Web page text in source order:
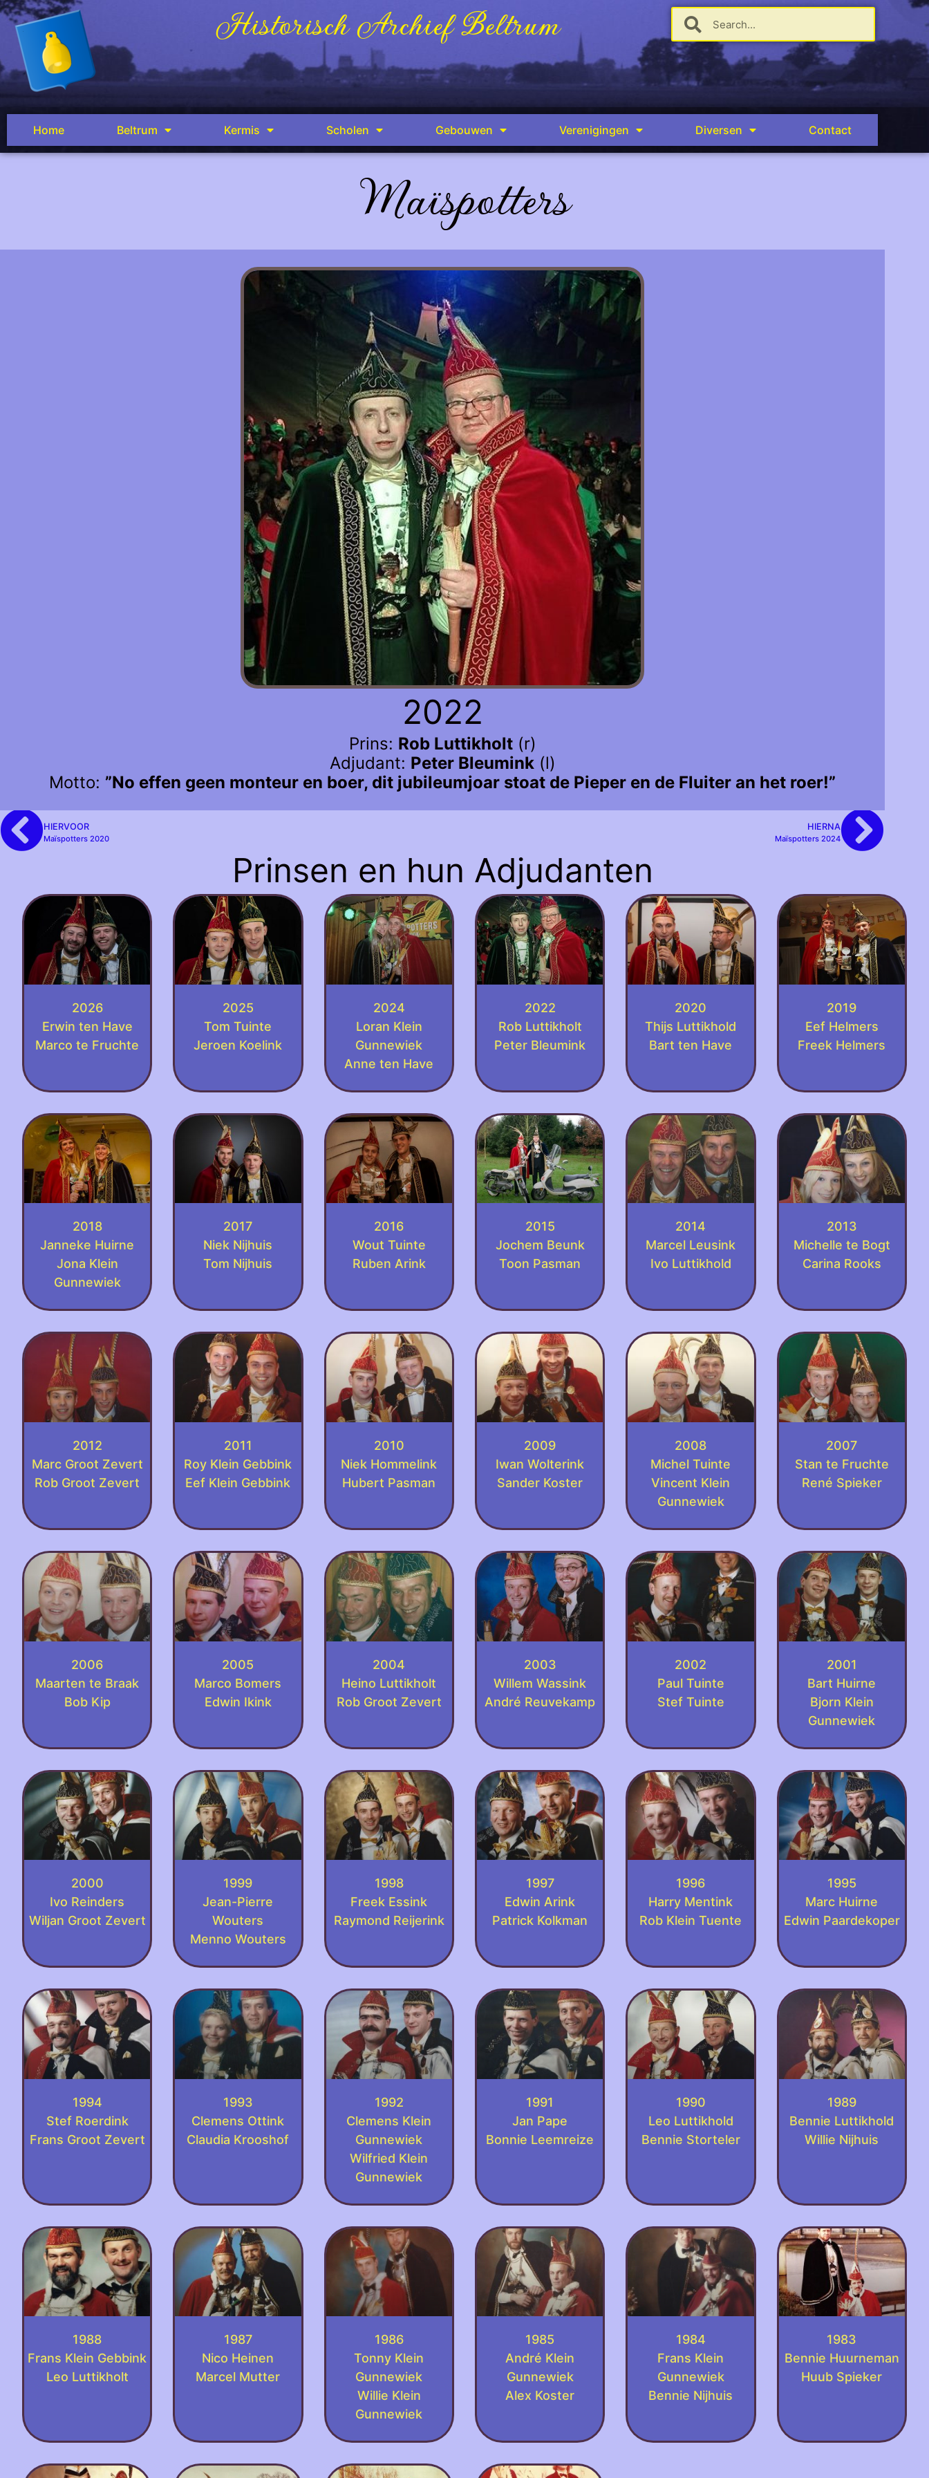
Historisch Archief Beltrum
Home Beltrum Kermis Scholen Gebouwen Verenigingen Diversen Contact
Maïspotters
2022
Prins: Rob Luttikholt(r)
Adjudant: Peter Bleumink(l)
Motto: ”No effen geen monteur en boer, dit jubileumjoar stoat de Pieper en de Fluiter an het roer!”
HIERVOOR
Maïspotters 2020
HIERNA
Maïspotters 2024
Prinsen en hun Adjudanten
2026
Erwin ten Have
Marco te Fruchte
2025
Tom Tuinte
Jeroen Koelink
2024
Loran Klein
Gunnewiek
Anne ten Have
2022
Rob Luttikholt
Peter Bleumink
2020
Thijs Luttikhold
Bart ten Have
2019
Eef Helmers
Freek Helmers
2018
Janneke Huirne
Jona Klein
Gunnewiek
2017
Niek Nijhuis
Tom Nijhuis
2016
Wout Tuinte
Ruben Arink
2015
Jochem Beunk
Toon Pasman
2014
Marcel Leusink
Ivo Luttikhold
2013
Michelle te Bogt
Carina Rooks
2012
Marc Groot Zevert
Rob Groot Zevert
2011
Roy Klein Gebbink
Eef Klein Gebbink
2010
Niek Hommelink
Hubert Pasman
2009
Iwan Wolterink
Sander Koster
2008
Michel Tuinte
Vincent Klein
Gunnewiek
2007
Stan te Fruchte
René Spieker
2006
Maarten te Braak
Bob Kip
2005
Marco Bomers
Edwin Ikink
2004
Heino Luttikholt
Rob Groot Zevert
2003
Willem Wassink
André Reuvekamp
2002
Paul Tuinte
Stef Tuinte
2001
Bart Huirne
Bjorn Klein
Gunnewiek
2000
Ivo Reinders
Wiljan Groot Zevert
1999
Jean-Pierre
Wouters
Menno Wouters
1998
Freek Essink
Raymond Reijerink
1997
Edwin Arink
Patrick Kolkman
1996
Harry Mentink
Rob Klein Tuente
1995
Marc Huirne
Edwin Paardekoper
1994
Stef Roerdink
Frans Groot Zevert
1993
Clemens Ottink
Claudia Krooshof
1992
Clemens Klein
Gunnewiek
Wilfried Klein
Gunnewiek
1991
Jan Pape
Bonnie Leemreize
1990
Leo Luttikhold
Bennie Storteler
1989
Bennie Luttikhold
Willie Nijhuis
1988
Frans Klein Gebbink
Leo Luttikholt
1987
Nico Heinen
Marcel Mutter
1986
Tonny Klein
Gunnewiek
Willie Klein
Gunnewiek
1985
André Klein
Gunnewiek
Alex Koster
1984
Frans Klein
Gunnewiek
Bennie Nijhuis
1983
Bennie Huurneman
Huub Spieker